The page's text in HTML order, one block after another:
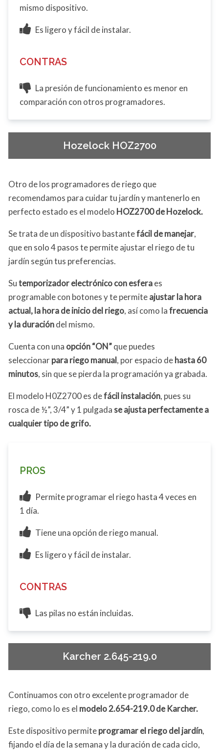
mismo dispositivo.
Es ligero y fácil de instalar.
CONTRAS
La presión de funcionamiento es menor en
comparación con otros programadores.
Hozelock HOZ2700
Otro de los programadores de riego que
recomendamos para cuidar tu jardín y mantenerlo en
perfecto estado es el modelo HOZ2700 de Hozelock.
Se trata de un dispositivo bastantefácil de manejar,
que en solo 4 pasos te permite ajustar el riego de tu
jardín según tus preferencias.
Sutemporizador electrónico con esferaes
programable con botones y te permiteajustar la hora
actual, la hora de inicio del riego, así como lafrecuencia
y la duracióndel mismo.
Cuenta con una opción “ON”que puedes
seleccionarpara riego manual, por espacio dehasta 60
minutos, sin que se pierda la programación ya grabada.
El modelo H0Z2700 es defácil instalación, pues su
rosca de ½”, 3/4” y 1 pulgada se ajusta perfectamente a
cualquier tipo de grifo.
PROS
Permite programar el riego hasta 4 veces en
1 día.
Tiene una opción de riego manual.
Es ligero y fácil de instalar.
CONTRAS
Las pilas no están incluidas.
Karcher 2.645-219.0
Continuamos con otro excelente programador de
riego, como lo es el modelo 2.654-219.0 de Karcher.
Este dispositivo permiteprogramar el riego del jardín,
fijando el día de la semana y la duración de cada ciclo,